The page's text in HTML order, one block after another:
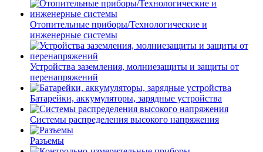
Отопительные приборы/Технологические и
инженерные системы
Устройства заземления, молниезащиты и защиты от
перенапряжений
Батарейки, аккумуляторы, зарядные устройства
Системы распределения высокого напряжения
Разъемы